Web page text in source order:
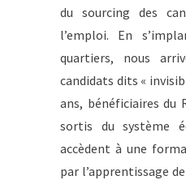
du sourcing des
l’emploi. En
quartiers, nous
candidats dits «
ans, bénéficiaires du
sortis du système
accèdent à une
par l’apprentissage